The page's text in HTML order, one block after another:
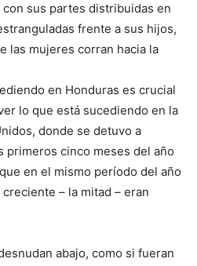
sus partes distribuidas en
frente a sus hijos,
las mujeres corran hacia la
en Honduras es crucial
lo que está sucediendo en la
donde se detuvo a
primeros cinco meses del año
en el mismo período del año
– la mitad – eran
abajo, como si fueran